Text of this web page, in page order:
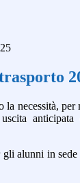
la necessità,
alunni in